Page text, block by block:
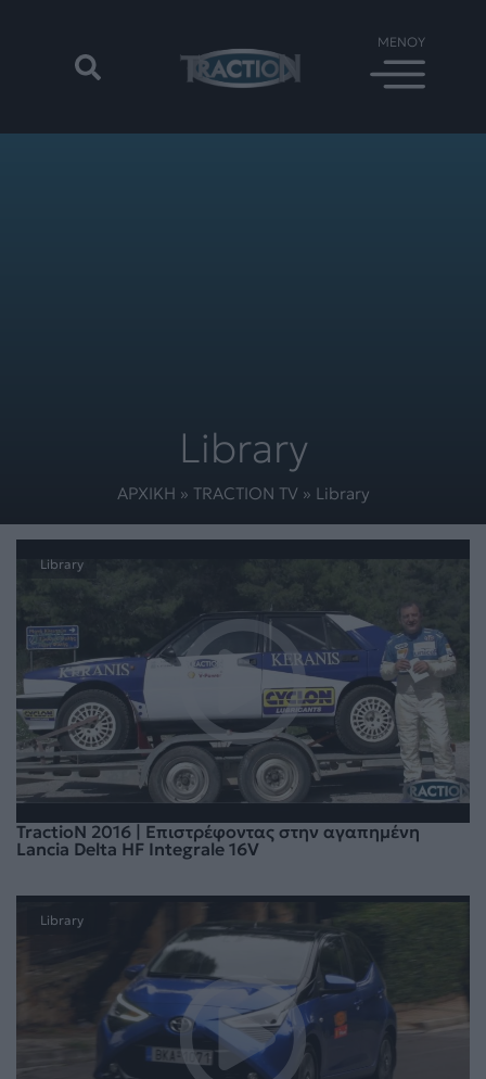
Library
ΑΡΧΙΚΗ » TRACTION TV » Library
Library
TractioN 2016 | Επιστρέφοντας στην αγαπημένη
Lancia Delta HF Integrale 16V
Library